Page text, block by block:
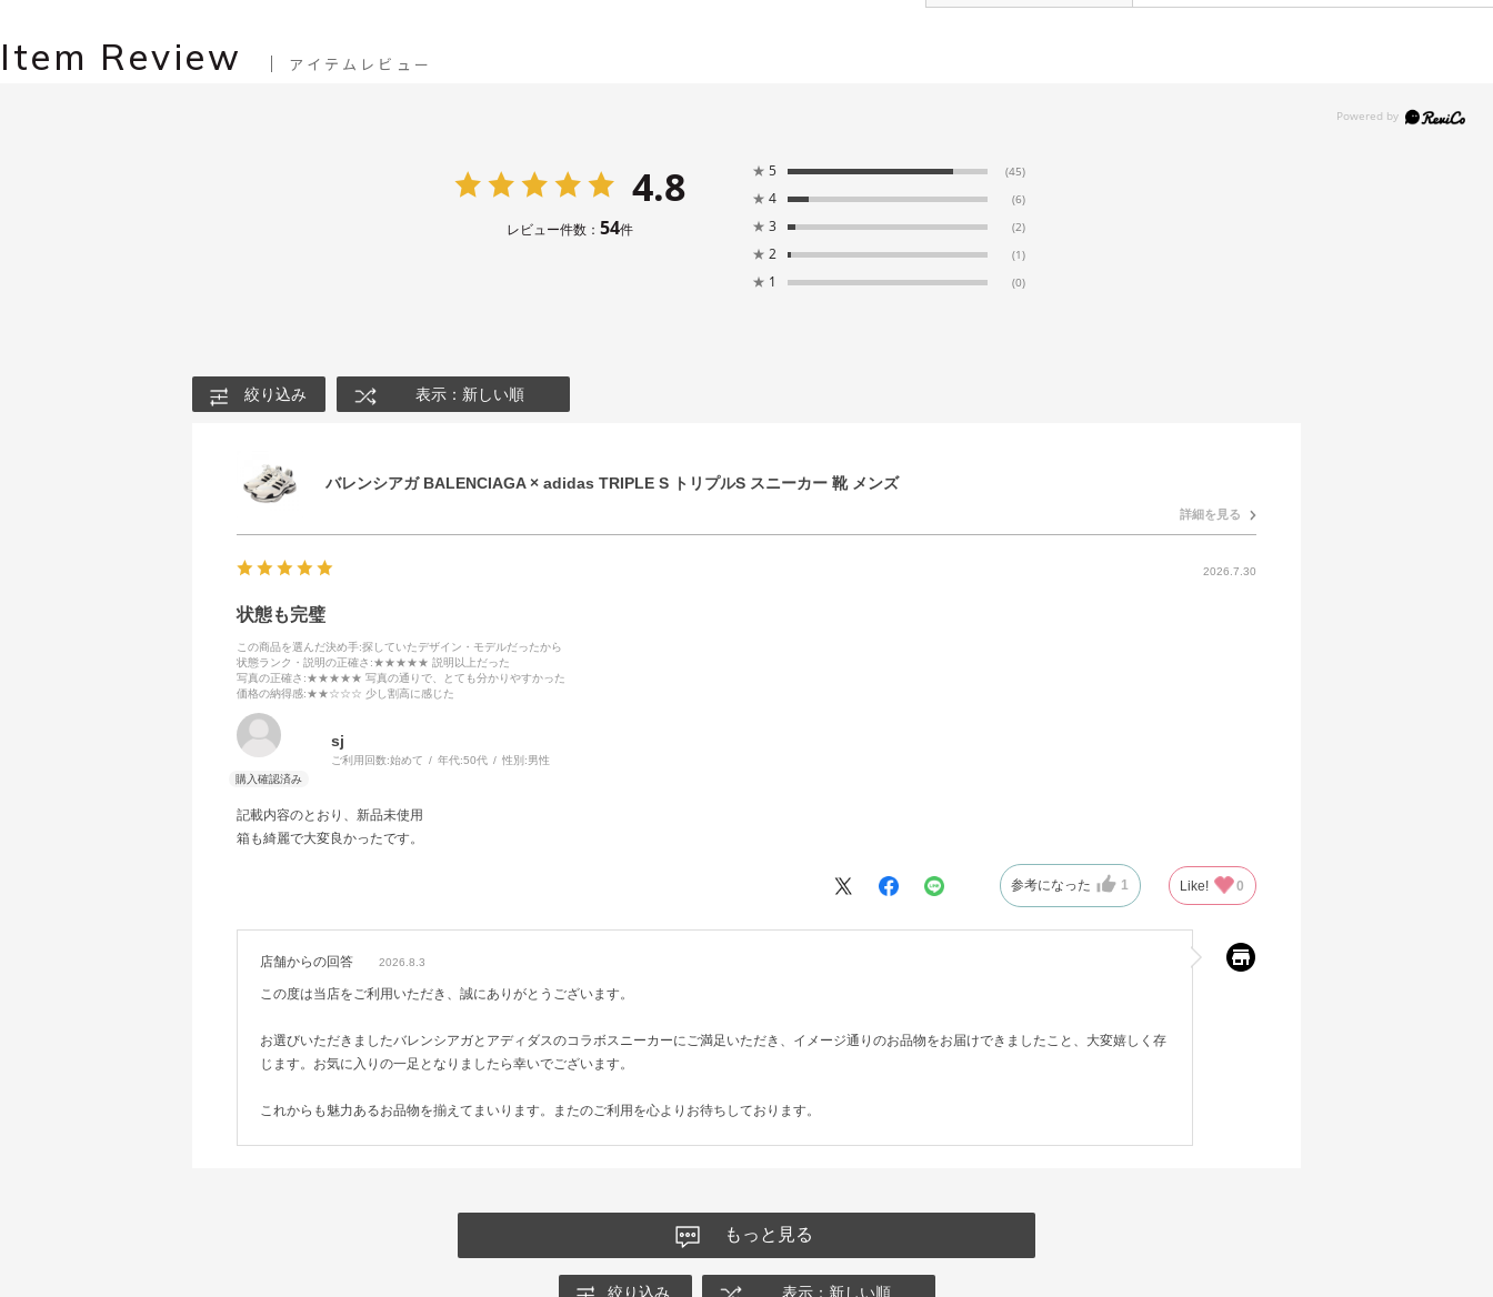
Item Review アイテムレビュー
4.8
レビュー件数： 54件
★ 5 (45)
★ 4 (6)
★ 3 (2)
★ 2 (1)
★ 1 (0)
絞り込み 表示：新しい順
バレンシアガ BALENCIAGA × adidas TRIPLE S トリプルS スニーカー 靴 メンズ
詳細を見る
2026.7.30
状態も完璧
この商品を選んだ決め手:探していたデザイン・モデルだったから
状態ランク・説明の正確さ :★★★★★ 説明以上だった
写真の正確さ :★★★★★ 写真の通りで、とても分かりやすかった
価格の納得感:★★☆☆☆ 少し割高に感じた
sj
ご利用回数:始めて 年代:50代 性別:男性
記載内容のとおり、新品未使用
箱も綺麗で大変良かったです。
参考になった 1 Like! 0
店舗からの回答 2026.8.3
この度は当店をご利用いただき、誠にありがとうございます。
お選びいただきましたバレンシアガとアディダスのコラボスニーカーにご満足いただき、イメージ通りのお品物をお届けできましたこと、大変嬉しく存
じます。お気に入りの一足となりましたら幸いでございます。
これからも魅力あるお品物を揃えてまいります。またのご利用を心よりお待ちしております。
もっと見る
絞り込み 表示：新しい順